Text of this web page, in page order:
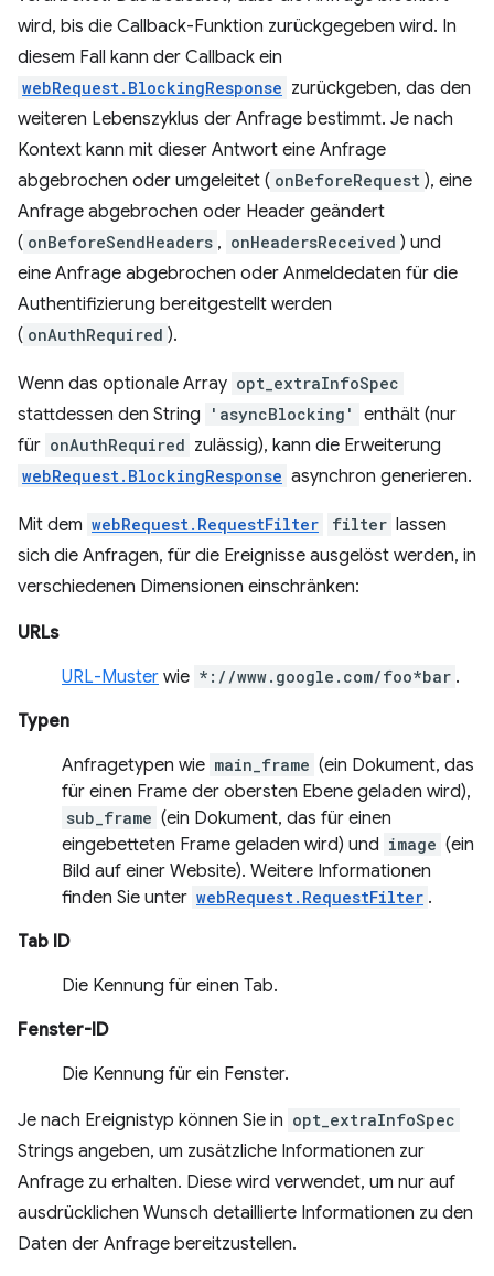
wird, bis die Callback-Funktion zurückgegeben wird. In
diesem Fall kann der Callback ein
webRequest.BlockingResponse zurückgeben, das den
weiteren Lebenszyklus der Anfrage bestimmt. Je nach
Kontext kann mit dieser Antwort eine Anfrage
abgebrochen oder umgeleitet ( onBeforeRequest ), eine
Anfrage abgebrochen oder Header geändert
( onBeforeSendHeaders , onHeadersReceived ) und
eine Anfrage abgebrochen oder Anmeldedaten für die
Authentifizierung bereitgestellt werden
( onAuthRequired ).
Wenn das optionale Array opt_extraInfoSpec
stattdessen den String 'asyncBlocking'
enthält (nur
für onAuthRequired zulässig), kann die Erweiterung
webRequest.BlockingResponse asynchron generieren.
Mit dem webRequest.RequestFilter filter lassen
sich die Anfragen, für die Ereignisse ausgelöst werden, in
verschiedenen Dimensionen einschränken:
URLs
URL-Muster wie *://www.google.com/foo*bar .
Typen
Anfragetypen wie main_frame (ein Dokument, das
für einen Frame der obersten Ebene geladen wird),
sub_frame (ein Dokument, das für einen
eingebetteten Frame geladen wird) und image (ein
Bild auf einer Website). Weitere Informationen
finden Sie unter webRequest.RequestFilter .
Tab ID
Die Kennung für einen Tab.
Fenster-ID
Die Kennung für ein Fenster.
Je nach Ereignistyp können Sie in opt_extraInfoSpec
Strings angeben, um zusätzliche Informationen zur
Anfrage zu erhalten. Diese wird verwendet, um nur auf
ausdrücklichen Wunsch detaillierte Informationen zu den
Daten der Anfrage bereitzustellen.